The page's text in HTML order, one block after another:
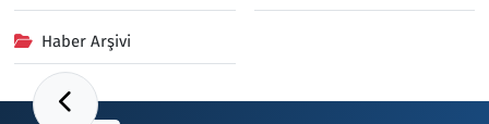
Haber Arşivi